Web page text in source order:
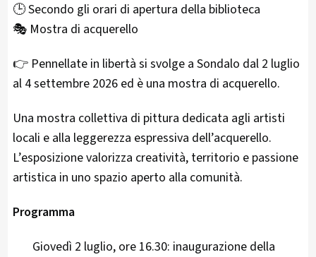
🕒 Secondo gli orari di apertura della biblioteca
🎭 Mostra di acquerello
👉 Pennellate in libertà si svolge a Sondalo dal 2 luglio
al 4 settembre 2026 ed è una mostra di acquerello.
Una mostra collettiva di pittura dedicata agli artisti
locali e alla leggerezza espressiva dell’acquerello.
L’esposizione valorizza creatività, territorio e passione
artistica in uno spazio aperto alla comunità.
Programma
Giovedì 2 luglio, ore 16.30: inaugurazione della